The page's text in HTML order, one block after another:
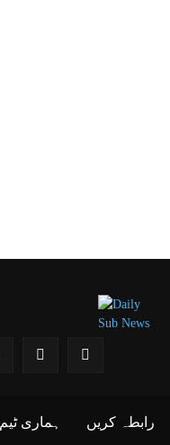
رابطہ کریں ہماری ٹیم